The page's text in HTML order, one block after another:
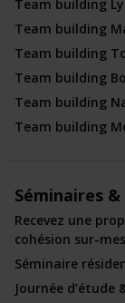
Team building
Team building
Team building
Team building
Team building
Team building
Séminaires
Recevez une
cohésion sur-
Séminaire
Journée d’étude